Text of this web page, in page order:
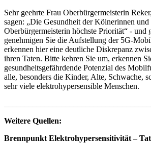
Sehr geehrte Frau Oberbürgermeisterin
sagen: „Die Gesundheit der Kölnerinnen
Oberbürgermeisterin höchste Priorität“ - und
genehmigen Sie die Aufstellung der 5G-
erkennen hier eine deutliche Diskrepanz
ihren Taten. Bitte kehren Sie um, erkennen
gesundheitsgefährdende Potenzial des
alle, besonders die Kinder, Alte, Schwache,
sehr viele elektrohypersensible Menschen.
Weitere Quellen:
Brennpunkt Elektrohypersensitivität –